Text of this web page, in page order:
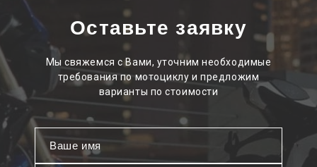
Оставьте заявку
Мы свяжемся с Вами, уточним необходимые
требования по мотоциклу и предложим
варианты по стоимости